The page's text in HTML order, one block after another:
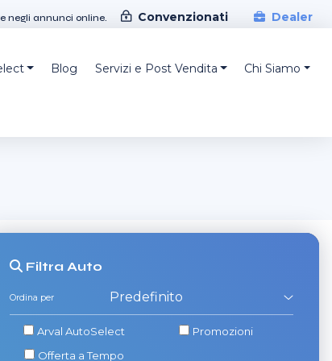
negli annunci online. Convenzionati Dealer
Blog Servizi e Post Vendita Chi Siamo
Filtra Auto
Ordina per
Arval AutoSelect
Promozioni
Offerta a Tempo